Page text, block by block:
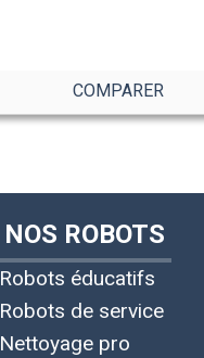
COMPARER
NOS ROBOTS
Robots éducatifs
Robots de service
Nettoyage pro